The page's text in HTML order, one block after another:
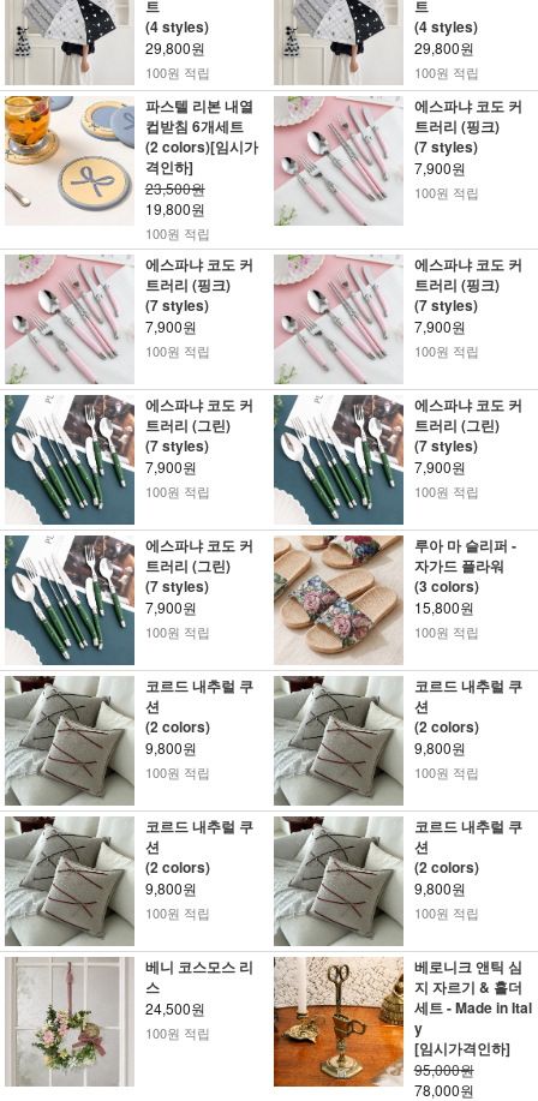
트
(4 styles)
29,800원
100원 적립
트
(4 styles)
29,800원
100원 적립
파스텔 리본 내열
컵받침 6개세트
(2 colors)[임시가
격인하]
23,500원
19,800원
100원 적립
에스파냐 코도 커
트러리 (핑크)
(7 styles)
7,900원
100원 적립
에스파냐 코도 커
트러리 (핑크)
(7 styles)
7,900원
100원 적립
에스파냐 코도 커
트러리 (핑크)
(7 styles)
7,900원
100원 적립
에스파냐 코도 커
트러리 (그린)
(7 styles)
7,900원
100원 적립
에스파냐 코도 커
트러리 (그린)
(7 styles)
7,900원
100원 적립
에스파냐 코도 커
트러리 (그린)
(7 styles)
7,900원
100원 적립
루아 마 슬리퍼 -
자가드 플라워
(3 colors)
15,800원
100원 적립
코르드 내추럴 쿠
션
(2 colors)
9,800원
100원 적립
코르드 내추럴 쿠
션
(2 colors)
9,800원
100원 적립
코르드 내추럴 쿠
션
(2 colors)
9,800원
100원 적립
코르드 내추럴 쿠
션
(2 colors)
9,800원
100원 적립
베니 코스모스 리
스
24,500원
100원 적립
베로니크 앤틱 심
지 자르기 & 홀더
세트 - Made in Ital
y
[임시가격인하]
95,000원
78,000원